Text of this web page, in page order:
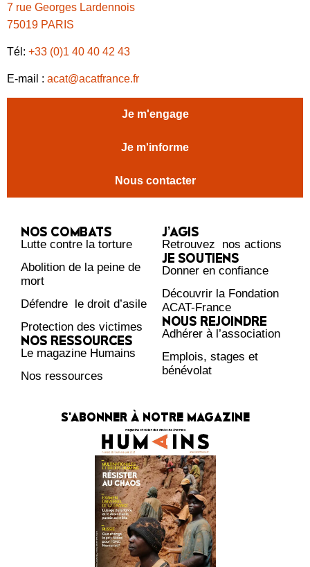
7 rue Georges Lardennois
75019 PARIS
Tél: +33 (0)1 40 40 42 43
E-mail : acat@acatfrance.fr
Je m'engage
Je m'informe
Nous contacter
NOS COMBATS
Lutte contre la torture
Abolition de la peine de
mort
Défendre le droit d’asile
Protection des victimes
NOS RESSOURCES
Le magazine Humains
Nos ressources
J’AGIS
Retrouvez nos actions
JE SOUTIENS
Donner en confiance
Découvrir la Fondation
ACAT-France
NOUS REJOINDRE
Adhérer à l’association
Emplois, stages et
bénévolat
S'ABONNER À NOTRE MAGAZINE